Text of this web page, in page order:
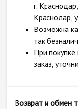
г.
Краснодар,
Возможна
так
При
заказ,
Возврат и обмен